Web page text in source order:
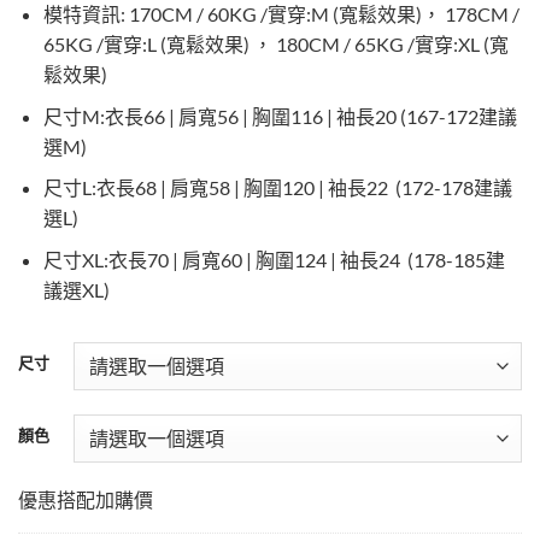
模特資訊: 170CM / 60KG /實穿:M (寬鬆效果)， 178CM /
65KG /實穿:L (寬鬆效果) ， 180CM / 65KG /實穿:XL (寬
鬆效果)
尺寸M:衣長66 | 肩寬56 | 胸圍116 | 袖長20 (167-172建議
選M)
尺寸L:衣長68 | 肩寬58 | 胸圍120 | 袖長22 (172-178建議
選L)
尺寸XL:衣長70 | 肩寬60 | 胸圍124 | 袖長24 (178-185建
議選XL)
尺寸
顏色
優惠搭配加購價